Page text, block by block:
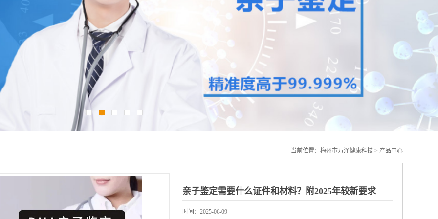
当前位置： 梅州市万泽健康科技 > 产品中心
亲子鉴定需要什么证件和材料？附2025年较新要求
时间：2025-06-09